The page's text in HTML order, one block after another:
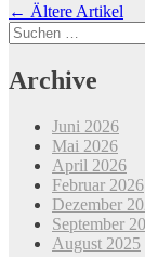
Beitrags-
Navigation
← Ältere Artikel
Suchen
nach:
Archive
Juni 2026
Mai 2026
April 2026
Februar 2026
Dezember
September
August 2025